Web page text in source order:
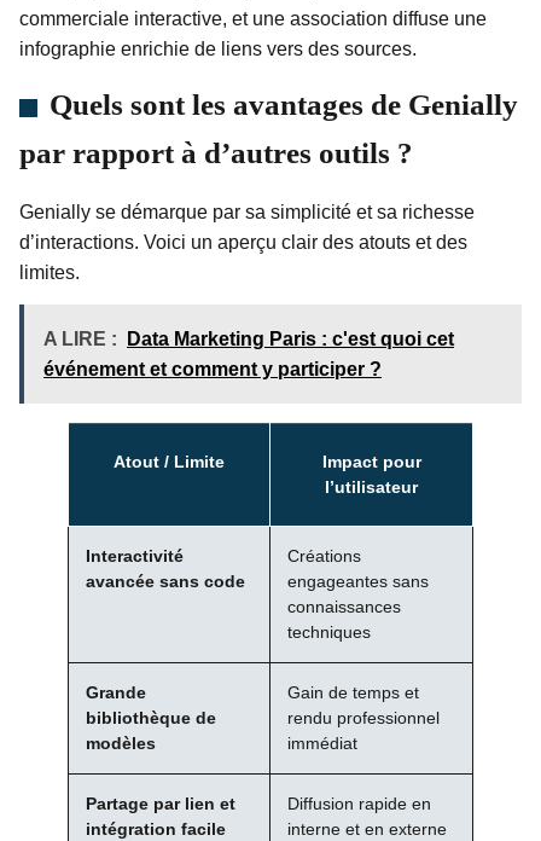
commerciale interactive, et une association diffuse une
infographie enrichie de liens vers des sources.
Quels sont les avantages de Genially
par rapport à d’autres outils ?
Genially se démarque par sa simplicité et sa richesse
d’interactions. Voici un aperçu clair des atouts et des
limites.
A LIRE :
Data Marketing Paris : c'est quoi cet
événement et comment y participer ?
Atout / Limite
Impact pour
l’utilisateur
Interactivité
avancée sans code
Créations
engageantes sans
connaissances
techniques
Grande
bibliothèque de
modèles
Gain de temps et
rendu professionnel
immédiat
Partage par lien et
intégration facile
Diffusion rapide en
interne et en externe